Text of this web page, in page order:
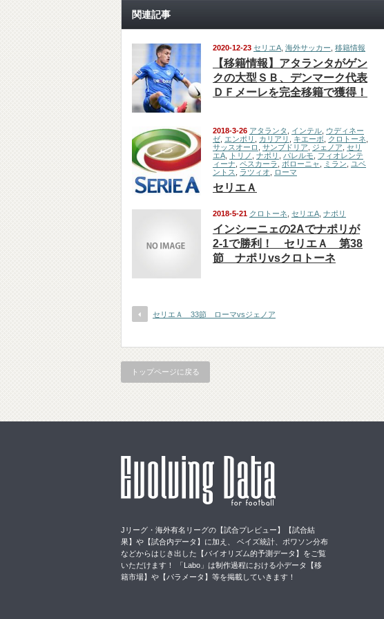
関連記事
2020-12-23 セリエA 海外サッカー 移籍情報
【移籍情報】アタランタがゲン
クの大型ＳＢ、デンマーク代表
ＤＦメーレを完全移籍で獲得！
2018-3-26 アタランタ インテル ウディネー
ゼ エンポリ カリアリ キエーボ クロトーネ
サッスオーロ
サンブドリア ジェノア セリ
エA
トリノ ナポリ パレルモ
フィオレンテ
ィーナ ペスカーラ ボローニャ ミラン
ユベ
ントス
ラツィオ ローマ
セリエＡ
2018-5-21 クロトーネ セリエA ナポリ
インシーニェの2Aでナポリが
2-1で勝利！ セリエＡ 第38
節 ナポリvsクロトーネ
セリエＡ 33節 ローマvsジェノア
トップページに戻る
Jリーグ・海外有名リーグの【試合プレビュー】【試合結
果】や【試合内データ】に加え、 ベイズ統計、ポワソン分布
などからはじき出した【バイオリズム的予測データ】をご覧
いただけます！ 「Labo」は制作過程における小データ【移
籍市場】や【パラメータ】等を掲載していきます！